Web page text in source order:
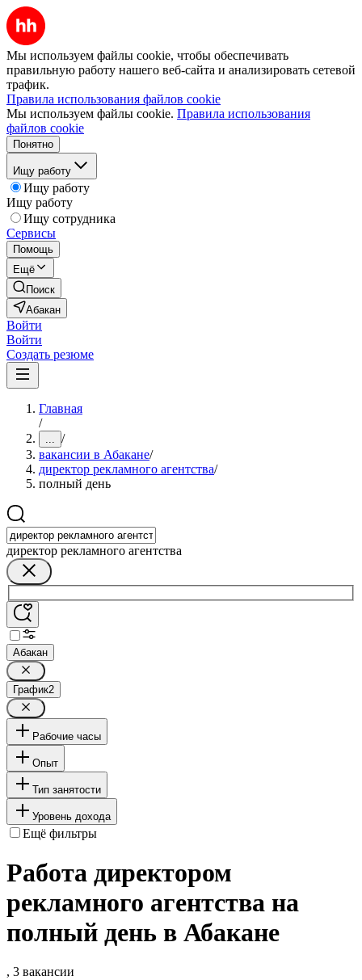
Мы используем файлы cookie, чтобы обеспечивать
правильную работу нашего веб-сайта и анализировать сетевой
трафик.
Правила использования файлов cookie
Мы используем файлы cookie. Правила использования
файлов cookie
Понятно
Ищу работу
Ищу работу
Ищу работу
Ищу сотрудника
Сервисы
Помощь
Ещё
Поиск
Абакан
Войти
Войти
Создать резюме
Главная
/
... /
вакансии в Абакане/
директор рекламного агентства/
полный день
директор рекламного агентства
Абакан
График2
Рабочие часы
Опыт
Тип занятости
Уровень дохода
Ещё фильтры
Работа директором
рекламного агентства на
полный день в Абакане
, 3 вакансии